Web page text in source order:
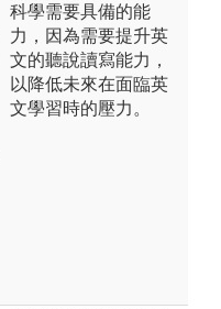
科學需要具備的能
力，因為需要提升英
文的聽說讀寫能力，
以降低未來在面臨英
文學習時的壓力。